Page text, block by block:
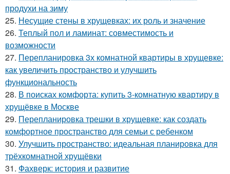
продухи на зиму
25. Несущие стены в хрущевках: их роль и значение
26. Теплый пол и ламинат: совместимость и
возможности
27. Перепланировка 3х комнатной квартиры в хрущевке:
как увеличить пространство и улучшить
функциональность
28. В поисках комфорта: купить 3-комнатную квартиру в
хрущёвке в Москве
29. Перепланировка трешки в хрущевке: как создать
комфортное пространство для семьи с ребенком
30. Улучшить пространство: идеальная планировка для
трёхкомнатной хрущёвки
31. Фахверк: история и развитие